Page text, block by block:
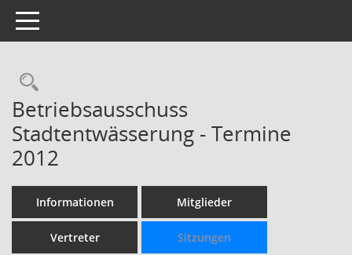
Toggle navigation
Rechercheauswahl
Betriebsausschuss
Stadtentwässerung - Termine
2012
Informationen Mitglieder
Vertreter Sitzungen